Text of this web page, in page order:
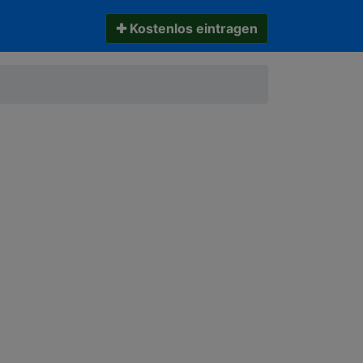
✚ Kostenlos eintragen